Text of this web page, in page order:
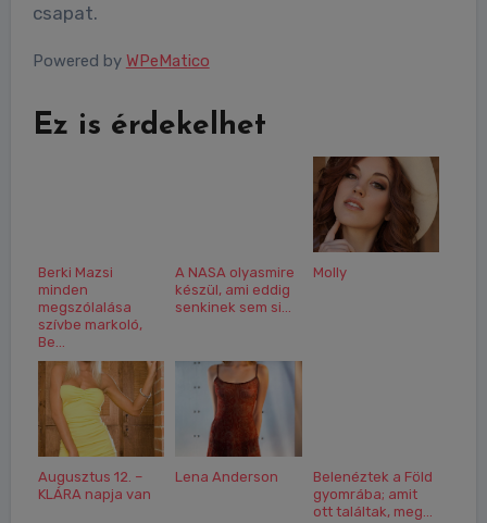
csapat.
Powered by WPeMatico
Ez is érdekelhet
Berki Mazsi
minden
megszólalása
szívbe markoló,
Be...
A NASA olyasmire
készül, ami eddig
senkinek sem si...
Molly
Augusztus 12. –
KLÁRA napja van
Lena Anderson
Belenéztek a Föld
gyomrába; amit
ott találtak, meg...